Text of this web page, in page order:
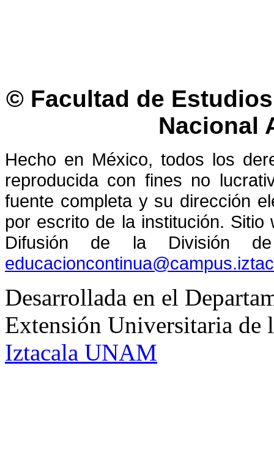
© Facultad de
Nacional
Hecho en México, todos los
reproducida con fines no
fuente completa y su dirección
por escrito de la institución.
Difusión de la División
Desarrollada en el
Extensión Universitaria
Iztacala UNAM